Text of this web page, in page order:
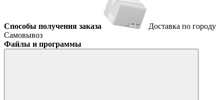
Способы получения заказа
Доставка по городу
Самовывоз
Файлы и программы